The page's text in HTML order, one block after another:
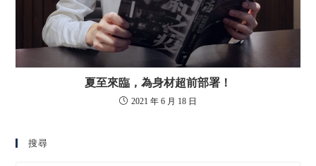
夏至來臨，為身材超前部署！
2021 年 6 月 18 日
搜尋